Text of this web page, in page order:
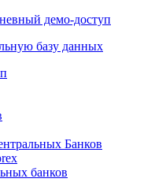
демо-доступ
базу данных
Банков
банков